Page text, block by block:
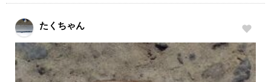
たくちゃん